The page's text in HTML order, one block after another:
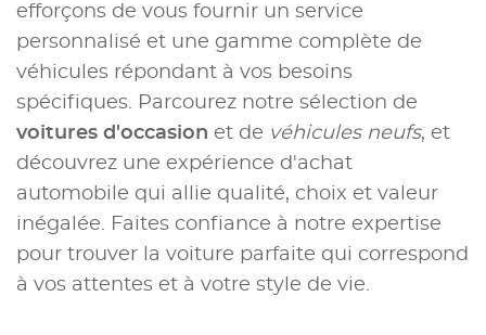
efforçons de vous fournir un service
personnalisé et une gamme complète de
véhicules répondant à vos besoins
spécifiques. Parcourez notre sélection de
voitures d'occasion et de véhicules neufs, et
découvrez une expérience d'achat
automobile qui allie qualité, choix et valeur
inégalée. Faites confiance à notre expertise
pour trouver la voiture parfaite qui correspond
à vos attentes et à votre style de vie.